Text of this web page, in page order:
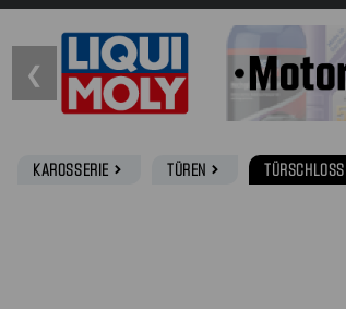
❮
KAROSSERIE navigate_next TÜREN navigate_next TÜRSCHLOSS